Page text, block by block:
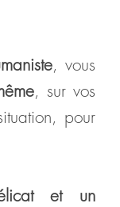
, vous
, sur vos
pour
et un